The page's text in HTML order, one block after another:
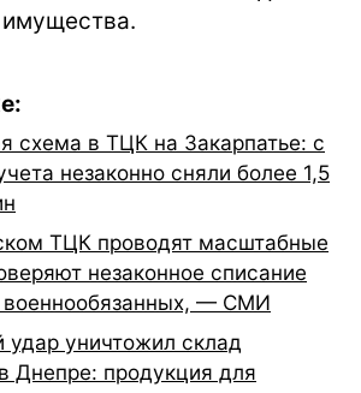
схема в ТЦК на Закарпатье: с
незаконно сняли более 1,5
ТЦК проводят масштабные
незаконное списание
военнообязанных, — СМИ
удар уничтожил склад
Днепре: продукция для